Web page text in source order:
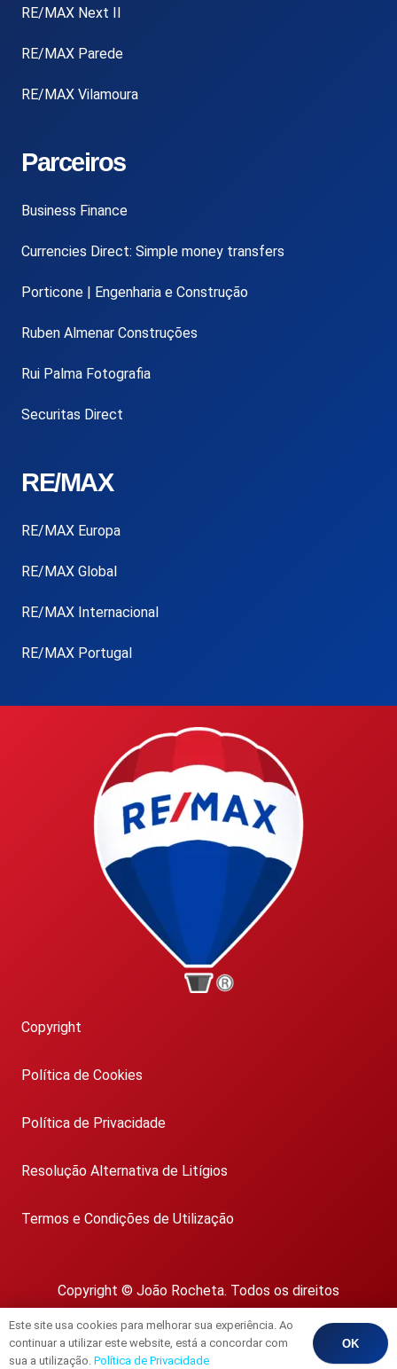
RE/MAX Next II
RE/MAX Parede
RE/MAX Vilamoura
Parceiros
Business Finance
Currencies Direct: Simple money transfers
Porticone | Engenharia e Construção
Ruben Almenar Construções
Rui Palma Fotografia
Securitas Direct
RE/MAX
RE/MAX Europa
RE/MAX Global
RE/MAX Internacional
RE/MAX Portugal
Copyright
Política de Cookies
Política de Privacidade
Resolução Alternativa de Litígios
Termos e Condições de Utilização
Copyright © João Rocheta. Todos os direitos
reservados.
AMI 1718
Este site usa cookies para melhorar sua experiência. Ao
continuar a utilizar este website, está a concordar com
sua a utilização. Política de Privacidade
OK